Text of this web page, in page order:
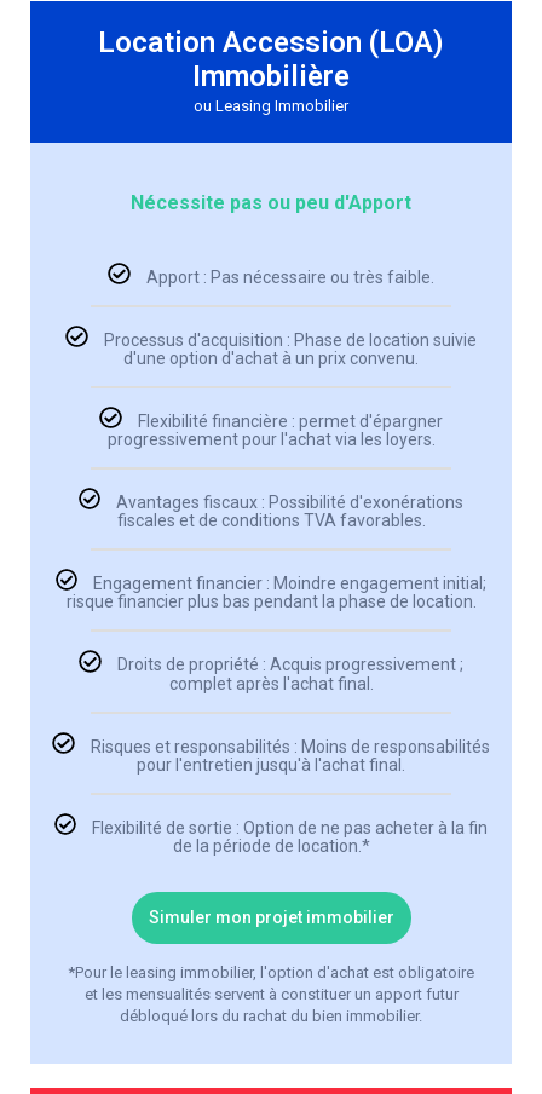
Location Accession (LOA)
Immobilière
ou Leasing Immobilier
Nécessite pas ou peu d'Apport
Apport : Pas nécessaire ou très faible.
Processus d'acquisition : Phase de location suivie
d'une option d'achat à un prix convenu.
Flexibilité financière : permet d'épargner
progressivement pour l'achat via les loyers.
Avantages fiscaux : Possibilité d'exonérations
fiscales et de conditions TVA favorables.
Engagement financier : Moindre engagement initial;
risque financier plus bas pendant la phase de location.
Droits de propriété : Acquis progressivement ;
complet après l'achat final.
Risques et responsabilités : Moins de responsabilités
pour l'entretien jusqu'à l'achat final.
Flexibilité de sortie : Option de ne pas acheter à la fin
de la période de location.*
Simuler mon projet immobilier
*Pour le leasing immobilier, l'option d'achat est obligatoire
et les mensualités servent à constituer un apport futur
débloqué lors du rachat du bien immobilier.